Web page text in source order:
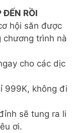
RỒI
hội săn được
chương trình nà
cho các dịc
999K, không đi
sẽ tung ra li
ơi.